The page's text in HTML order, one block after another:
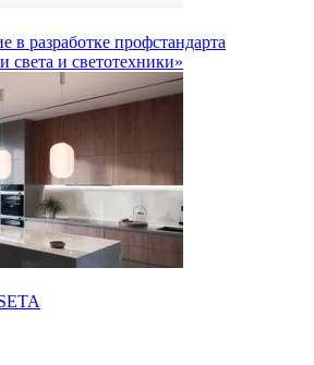
в разработке профстандарта
света и светотехники»